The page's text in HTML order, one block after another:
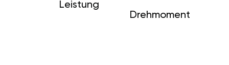
Leistung
Drehmoment